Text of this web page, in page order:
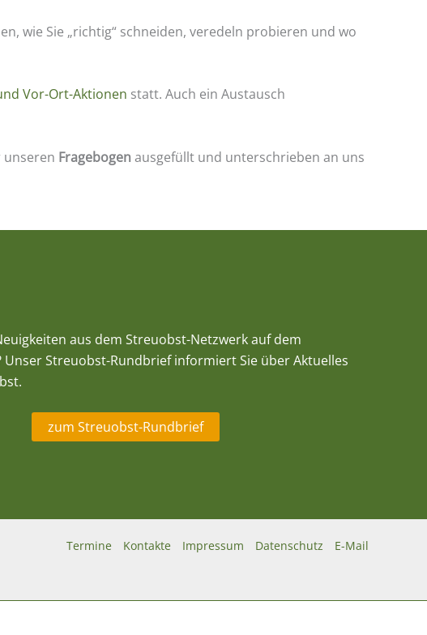
wie Sie „richtig“ schneiden, veredeln probieren und wo
Vor-Ort-Aktionen statt. Auch ein Austausch
unseren Fragebogen ausgefüllt und unterschrieben an uns
aus dem Streuobst-Netzwerk auf dem
Unser Streuobst-Rundbrief informiert Sie über Aktuelles
zum Streuobst-Rundbrief
Termine Kontakte Impressum Datenschutz E-Mail